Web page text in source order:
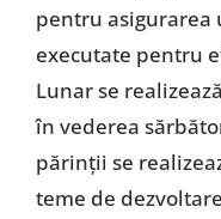
pentru asigurarea
executate pentru
Lunar se
în vederea
părinții se
teme de